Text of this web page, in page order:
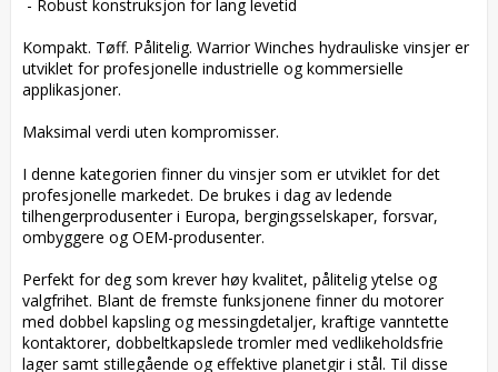
Kompakt. Tøff. Pålitelig. Warrior Winches hydrauliske vinsjer er
utviklet for profesjonelle industrielle og kommersielle
applikasjoner.
Maksimal verdi uten kompromisser.
I denne kategorien finner du vinsjer som er utviklet for det
profesjonelle markedet. De brukes i dag av ledende
tilhengerprodusenter i Europa, bergingsselskaper, forsvar,
ombyggere og OEM-produsenter.
Perfekt for deg som krever høy kvalitet, pålitelig ytelse og
valgfrihet. Blant de fremste funksjonene finner du motorer
med dobbel kapsling og messingdetaljer, kraftige vanntette
kontaktorer, dobbeltkapslede tromler med vedlikeholdsfrie
lager samt stillegående og effektive planetgir i stål. Til disse